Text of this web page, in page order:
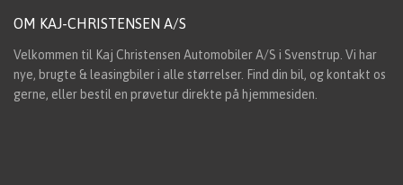
OM KAJ-CHRISTENSEN A/S
Velkommen til Kaj Christensen Automobiler A/S i Svenstrup. Vi har
nye, brugte & leasingbiler i alle størrelser. Find din bil, og kontakt os
gerne, eller bestil en prøvetur direkte på hjemmesiden.